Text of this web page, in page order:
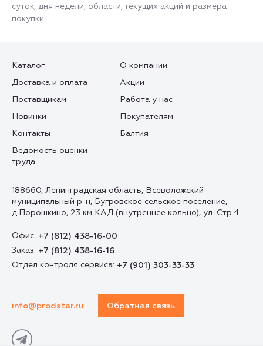
суток, дня недели, области, текущих акций и размера
покупки.
188660, Ленинградская область, Всеволожский
муниципальный р-н, Бугровское сельское поселение,
д.Порошкино, 23 км КАД (внутреннее кольцо), ул. Стр.4.
Офис: +7 (812) 438-16-00
Заказ: +7 (812) 438-16-16
Отдел контроля сервиса: +7 (901) 303-33-33
info@prodstar.ru Обратная связь
Каталог
О компании
Доставка и оплата
Акции
Поставщикам
Работа у нас
Новинки
Покупателям
Контакты
Балтия
Ведомость оценки
труда